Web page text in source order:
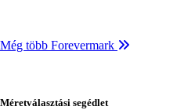
Még több Forevermark
Méretválasztási segédlet